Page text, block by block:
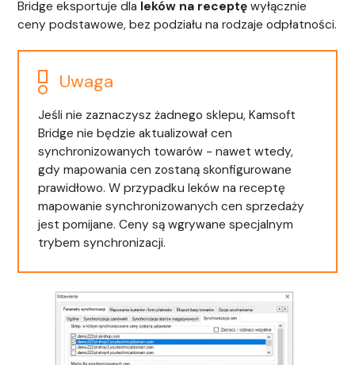
Bridge eksportuje dla leków na receptę wyłącznie
ceny podstawowe, bez podziału na rodzaje odpłatności.
Uwaga
Jeśli nie zaznaczysz żadnego sklepu, Kamsoft
Bridge nie będzie aktualizował cen
synchronizowanych towarów - nawet wtedy,
gdy mapowania cen zostaną skonfigurowane
prawidłowo. W przypadku leków na receptę
mapowanie synchronizowanych cen sprzedaży
jest pomijane. Ceny są wgrywane specjalnym
trybem synchronizacji.